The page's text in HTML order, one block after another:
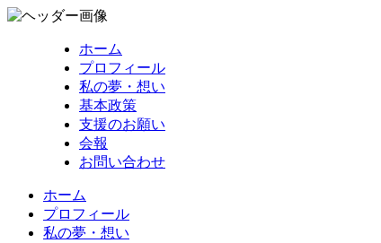
ホーム
プロフィール
私の夢・想い
基本政策
支援のお願い
会報
お問い合わせ
ホーム
プロフィール
私の夢・想い